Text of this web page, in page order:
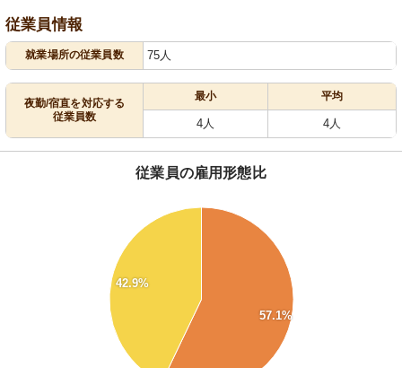
従業員情報
就業場所の従業員数 75人
夜勤/宿直を対応する
従業員数
最小 平均
4人 4人
従業員の雇用形態比
57.1%
42.9%